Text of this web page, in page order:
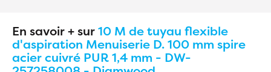
En savoir + sur10 M de tuyau flexible
d'aspiration Menuiserie D. 100 mm spire
acier cuivré PUR 1,4 mm - DW-